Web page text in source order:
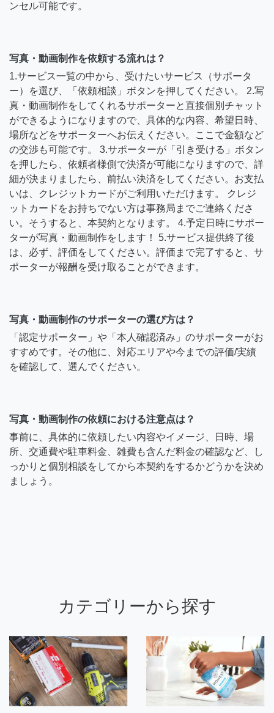
ンセル可能です。
写真・動画制作を依頼する流れは？
1.サービス一覧の中から、受けたいサービス（サポータ
ー）を選び、「依頼相談」ボタンを押してください。 2.写
真・動画制作をしてくれるサポーターと直接個別チャット
ができるようになりますので、具体的な内容、希望日時、
場所などをサポーターへお伝えください。ここで金額など
の交渉も可能です。 3.サポーターが「引き受ける」ボタン
を押したら、依頼者様側で決済が可能になりますので、詳
細が決まりましたら、前払い決済をしてください。お支払
いは、クレジットカードがご利用いただけます。 クレジ
ットカードをお持ちでない方は事務局までご連絡くださ
い。そうすると、本契約となります。 4.予定日時にサポー
ターが写真・動画制作をします！ 5.サービス提供終了後
は、必ず、評価をしてください。評価まで完了すると、サ
ポーターが報酬を受け取ることができます。
写真・動画制作のサポーターの選び方は？
「認定サポーター」や「本人確認済み」のサポーターがお
すすめです。その他に、対応エリアや今までの評価/実績
を確認して、選んでください。
写真・動画制作の依頼における注意点は？
事前に、具体的に依頼したい内容やイメージ、日時、場
所、交通費や駐車料金、雑費も含んだ料金の確認など、し
っかりと個別相談をしてから本契約をするかどうかを決め
ましょう。
カテゴリーから探す